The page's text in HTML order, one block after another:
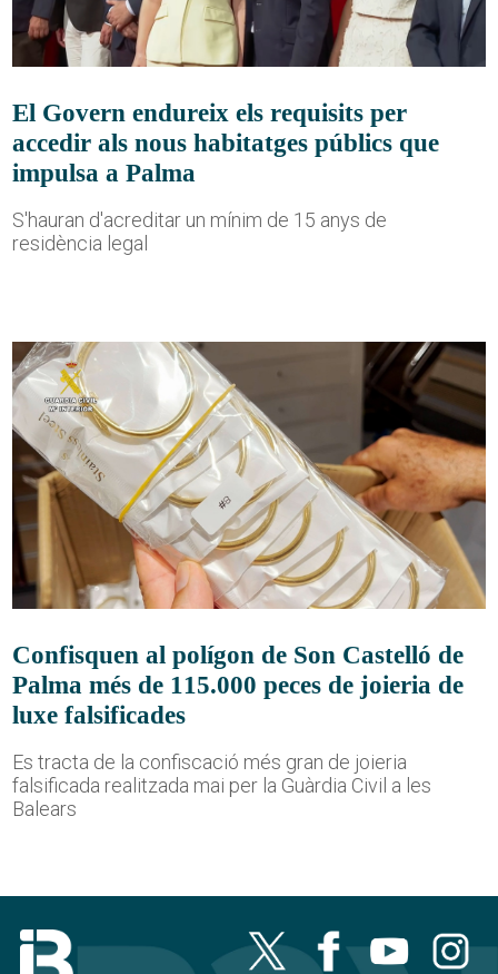
El Govern endureix els requisits per
accedir als nous habitatges públics que
impulsa a Palma
S'hauran d'acreditar un mínim de 15 anys de
residència legal
Confisquen al polígon de Son Castelló de
Palma més de 115.000 peces de joieria de
luxe falsificades
Es tracta de la confiscació més gran de joieria
falsificada realitzada mai per la Guàrdia Civil a les
Balears